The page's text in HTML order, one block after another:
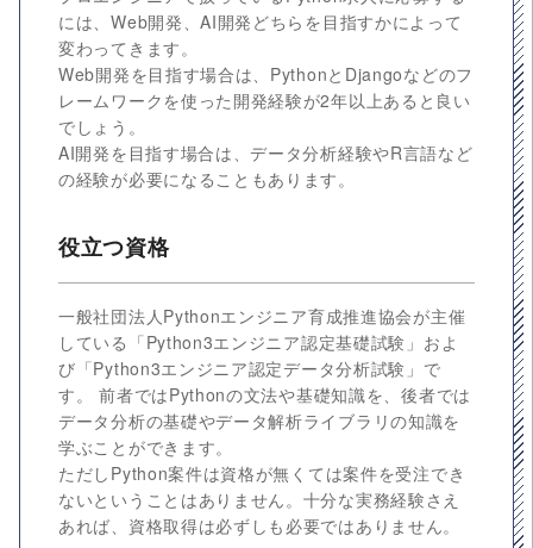
には、Web開発、AI開発どちらを目指すかによって
変わってきます。
Web開発を目指す場合は、PythonとDjangoなどのフ
レームワークを使った開発経験が2年以上あると良い
でしょう。
AI開発を目指す場合は、データ分析経験やR言語など
の経験が必要になることもあります。
役立つ資格
一般社団法人Pythonエンジニア育成推進協会が主催
している「Python3エンジニア認定基礎試験」およ
び「Python3エンジニア認定データ分析試験」で
す。 前者ではPythonの文法や基礎知識を、後者では
データ分析の基礎やデータ解析ライブラリの知識を
学ぶことができます。
ただしPython案件は資格が無くては案件を受注でき
ないということはありません。十分な実務経験さえ
あれば、資格取得は必ずしも必要ではありません。